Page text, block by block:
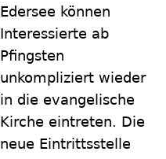
Edersee können
Interessierte ab
Pfingsten
unkompliziert wieder
in die evangelische
Kirche eintreten. Die
neue Eintrittsstelle